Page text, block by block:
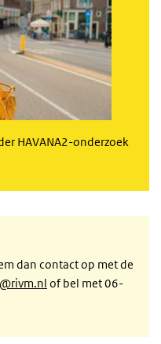
HAVANA2-onderzoek
dan contact op met de
of bel met 06-